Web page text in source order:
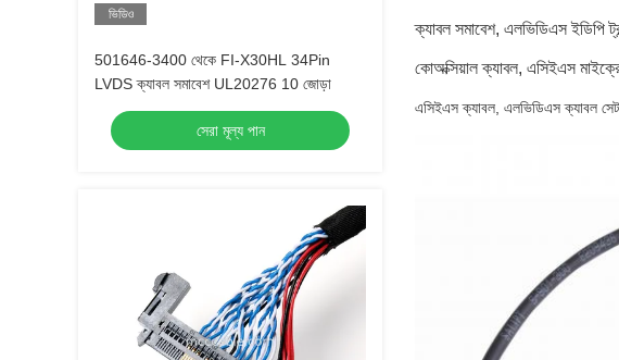
ভিডিও
501646-3400 থেকে FI-X30HL 34Pin
LVDS ক্যাবল সমাবেশ UL20276 10 জোড়া
সেরা মূল্য পান
ক্যাবল সমাবেশ, এলভিডিএস ইডিপি
কোঅক্সিয়াল ক্যাবল, এসিইএস
এসিইএস ক্যাবল, এলভিডিএস ক্যাবল সেট